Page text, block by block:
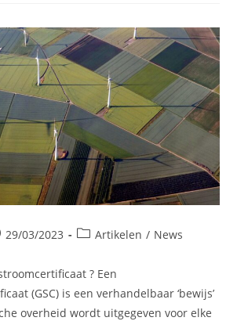
29/03/2023
PostArtikelen / News
? Een
(GSC) is een verhandelbaar ‘bewijs’
overheid wordt uitgegeven voor elke